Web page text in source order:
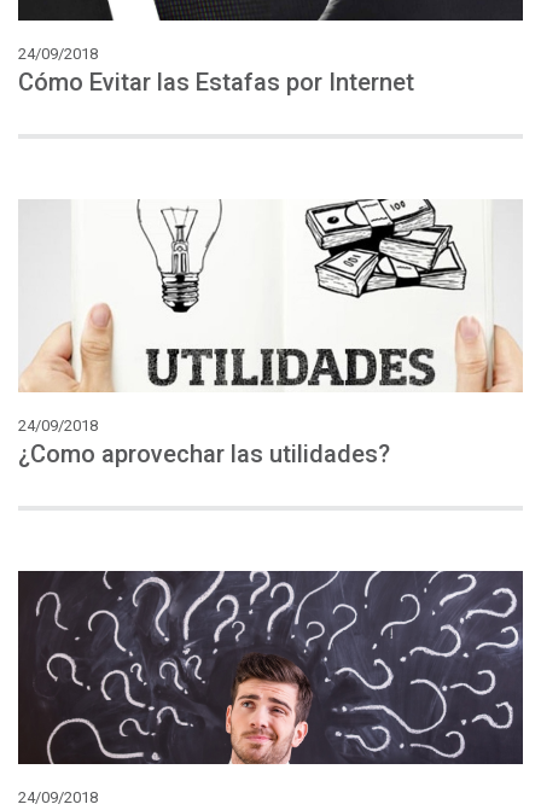
24/09/2018
Cómo Evitar las Estafas por Internet
24/09/2018
¿Como aprovechar las utilidades?
24/09/2018